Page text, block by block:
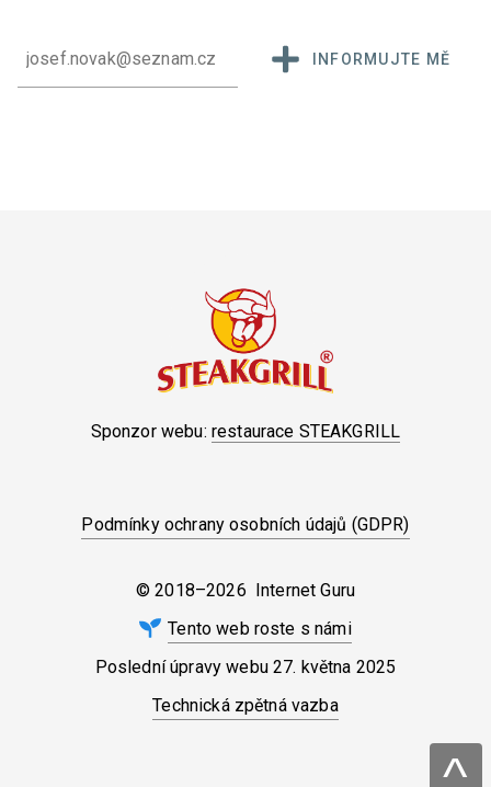
INFORMUJTE MĚ
Sponzor webu: restaurace STEAKGRILL
Podmínky ochrany osobních údajů (GDPR)
© 2018–2026 Internet Guru
Tento web roste s námi
Poslední úpravy webu 27. května 2025
Technická zpětná vazba